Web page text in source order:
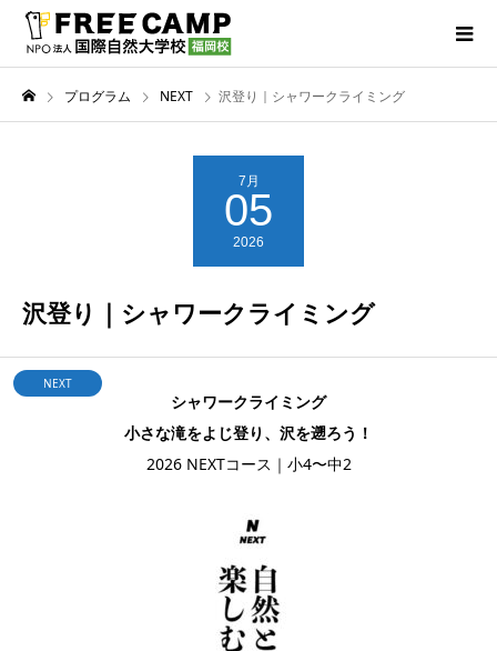
プログラム NEXT 沢登り｜シャワークライミング
7月
05
2026
沢登り｜シャワークライミング
NEXT
シャワークライミング
小さな滝をよじ登り、沢を遡ろう！
2026 NEXTコース｜小4〜中2